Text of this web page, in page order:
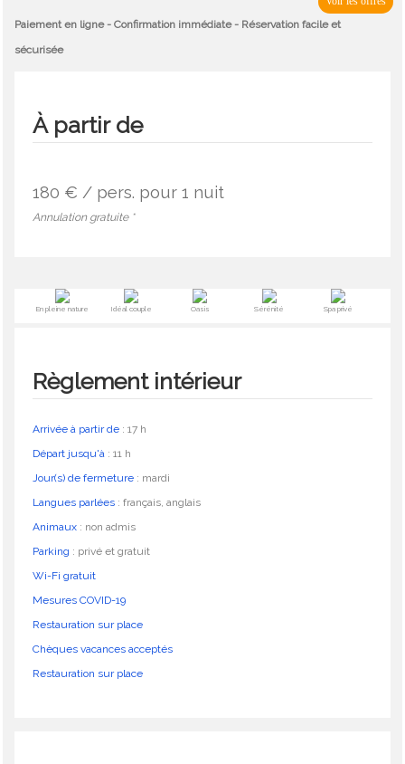
Paiement en ligne - Confirmation immédiate - Réservation facile et
sécurisée
À partir de
180 € / pers. pour 1 nuit
Annulation gratuite *
En pleine nature Idéal couple Oasis Sérénité Spa privé
Règlement intérieur
Arrivée à partir de : 17 h
Départ jusqu'à : 11 h
Jour(s) de fermeture : mardi
Langues parlées : français, anglais
Animaux : non admis
Parking : privé et gratuit
Wi-Fi gratuit
Mesures COVID-19
Restauration sur place
Chèques vacances acceptés
Restauration sur place